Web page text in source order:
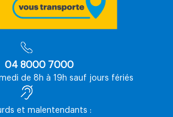
04 8000 7000
de 8h à 19h sauf jours fériés
et malentendants :